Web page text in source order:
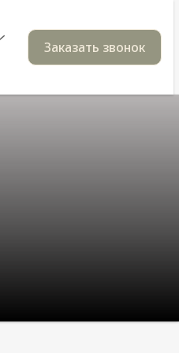
Заказать звонок